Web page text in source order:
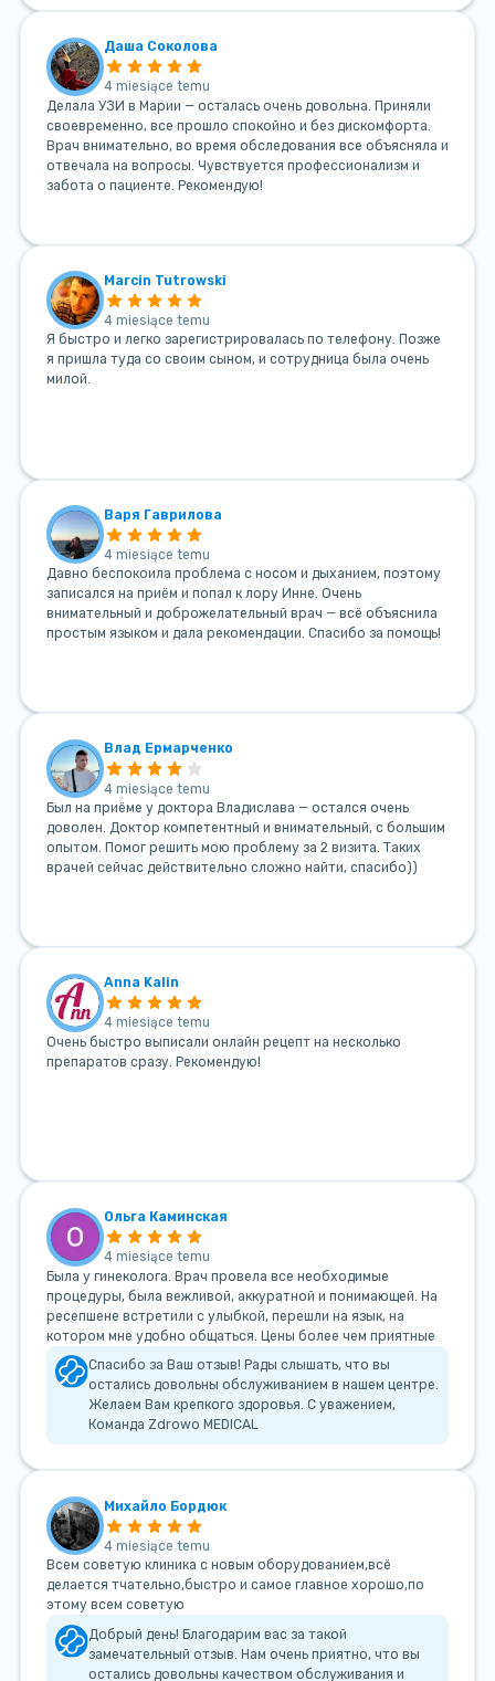
Даша Соколова
4 miesiące temu
Делала УЗИ в Марии — осталась очень довольна. Приняли
своевременно, все прошло спокойно и без дискомфорта.
Врач внимательно, во время обследования все объясняла и
отвечала на вопросы. Чувствуется профессионализм и
забота о пациенте. Рекомендую!
Marcin Tutrowski
4 miesiące temu
Я быстро и легко зарегистрировалась по телефону. Позже
я пришла туда со своим сыном, и сотрудница была очень
милой.
Варя Гаврилова
4 miesiące temu
Давно беспокоила проблема с носом и дыханием, поэтому
записался на приём и попал к лору Инне. Очень
внимательный и доброжелательный врач — всё объяснила
простым языком и дала рекомендации. Спасибо за помощь!
Влад Ермарченко
4 miesiące temu
Был на приёме у доктора Владислава — остался очень
доволен. Доктор компетентный и внимательный, с большим
опытом. Помог решить мою проблему за 2 визита. Таких
врачей сейчас действительно сложно найти, спасибо))
Anna Kalin
4 miesiące temu
Очень быстро выписали онлайн рецепт на несколько
препаратов сразу. Рекомендую!
Ольга Каминская
4 miesiące temu
Была у гинеколога. Врач провела все необходимые
процедуры, была вежливой, аккуратной и понимающей. На
ресепшене встретили с улыбкой, перешли на язык, на
котором мне удобно общаться. Цены более чем приятные
Спасибо за Ваш отзыв! Рады слышать, что вы
остались довольны обслуживанием в нашем центре.
Желаем Вам крепкого здоровья. С уважением,
Команда Zdrowo MEDICAL
Михайло Бордюк
4 miesiące temu
Всем советую клиника с новым оборудованием,всё
делается тчательно,быстро и самое главное хорошо,по
этому всем советую
Добрый день! Благодарим вас за такой
замечательный отзыв. Нам очень приятно, что вы
остались довольны качеством обслуживания и